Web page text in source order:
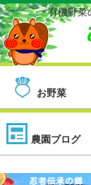
有機野菜
お野菜
農園ブログ